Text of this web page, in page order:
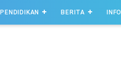
PENDIDIKAN BERITA INFO